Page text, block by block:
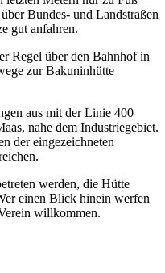
Bundes- und Landstraßen
gut anfahren.
Regel über den Bahnhof in
zur Bakuninhütte
aus mit der Linie 400
nahe dem Industriegebiet.
der eingezeichneten
werden, die Hütte
einen Blick hinein werfen
willkommen.